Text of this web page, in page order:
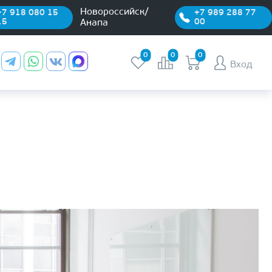
918 080 15
Новороссийск/
Анапа
+7 989 288 77
00
0 0 0
Вход